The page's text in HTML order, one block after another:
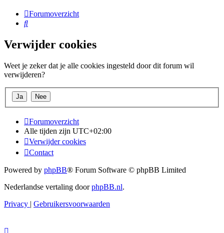
Forumoverzicht
Zoek
Verwijder cookies
Weet je zeker dat je alle cookies ingesteld door dit forum wil
verwijderen?
Forumoverzicht
Alle tijden zijn UTC+02:00
Verwijder cookies
Contact
Powered by phpBB® Forum Software © phpBB Limited
Nederlandse vertaling doorphpBB.nl.
Privacy | Gebruikersvoorwaarden